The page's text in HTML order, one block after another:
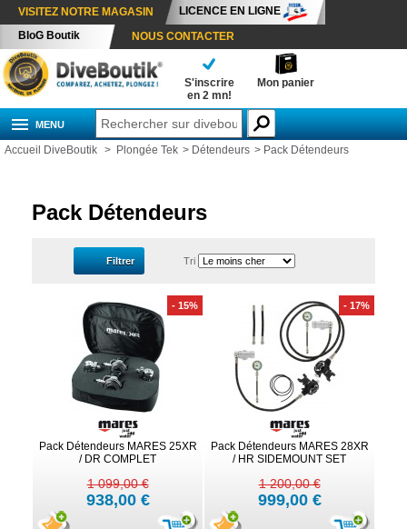
VISITEZ NOTRE MAGASIN
LICENCE EN LIGNE
BloG Boutik
NOUS CONTACTER
S'inscrire
en 2 mn!
Mon panier
MENU
Accueil DiveBoutik > Plongée Tek > Détendeurs > Pack Détendeurs
Pack Détendeurs
Filtrer Tri
- 15%
Pack Détendeurs MARES 25XR
/ DR COMPLET
1 099,00 €
938,00 €
- 17%
Pack Détendeurs MARES 28XR
/ HR SIDEMOUNT SET
1 200,00 €
999,00 €